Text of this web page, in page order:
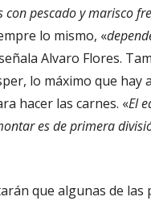
con pescado y marisco
lo mismo, «
Alvaro Flores.
lo máximo que hay
hacer las carnes. «El
es de primera
que algunas de las